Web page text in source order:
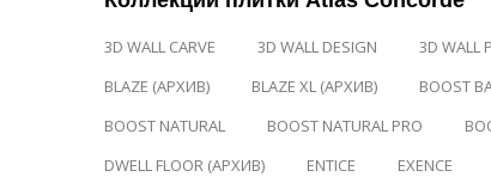
3D WALL CARVE 3D WALL DESIGN 3D WALL
BLAZE (АРХИВ)
BLAZE XL (АРХИВ) BOOST
BOOST NATURAL
BOOST NATURAL PRO
DWELL FLOOR (АРХИВ)
ENTICE EXENCE